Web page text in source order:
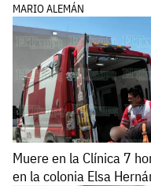
MARIO ALEMÁN
Muere en la Clínica 7
en la colonia Elsa